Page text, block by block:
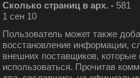
Сколько страниц в арх. - 581
1 сен 10
Пользователь может также
восстановление информации,
внешних поставщиков, которые
использоваться. Прочитав